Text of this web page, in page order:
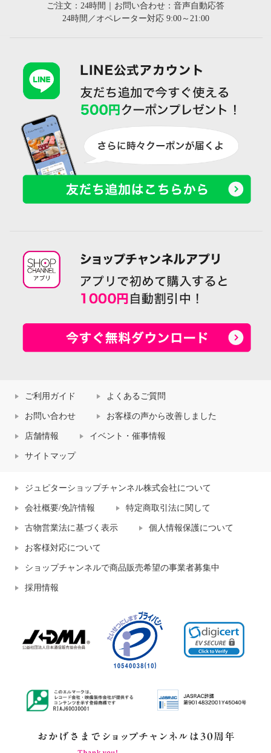
ご注文：24時間｜お問い合わせ：音声自動応答
24時間／オペレーター対応 9:00～21:00
ご利用ガイド よくあるご質問
お問い合わせ お客様の声から改善しました
店舗情報 イベント・催事情報
サイトマップ
ジュピターショップチャンネル株式会社について
会社概要/免許情報 特定商取引法に関して
古物営業法に基づく表示 個人情報保護について
お客様対応について
ショップチャンネルで商品販売希望の事業者募集中
採用情報